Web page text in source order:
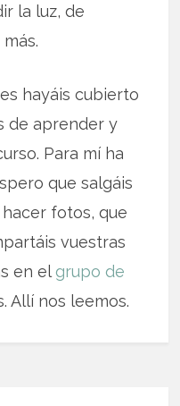
la luz, de
hayáis cubierto
de aprender y
Para mí ha
que salgáis
fotos, que
vuestras
en el grupo de
Allí nos leemos.